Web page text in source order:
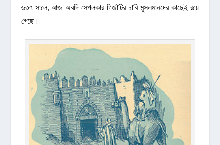
৬৩৭ সালে, আজ অবদি সেপলকার গির্জাটির চাবি মুসলমানদের কাছেই রয়ে
গেছে।